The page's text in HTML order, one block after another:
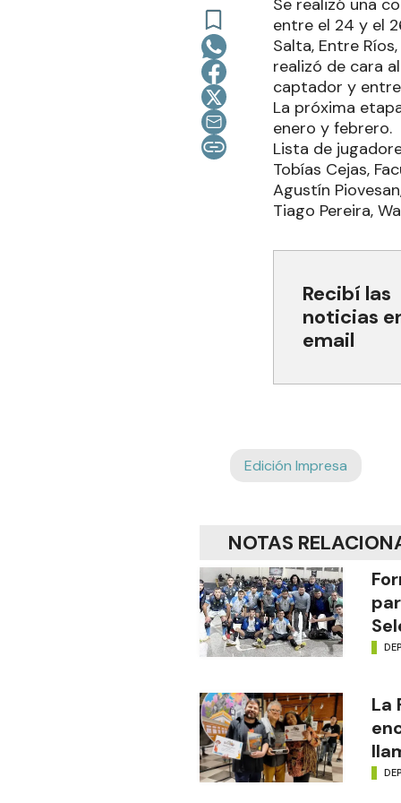
Se realizó una
entre el 24 y el
Salta, Entre
realizó de cara
captador y
La próxima
enero y febrero.
Lista de
Tobías Cejas,
Agustín
Tiago Pereira,
Recibí las
noticias
email
Edición Impresa
NOTAS
La